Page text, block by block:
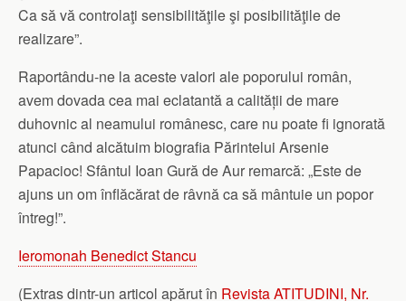
Ca să vă controlaţi sensibilităţile şi posibilităţile de
realizare”.
Raportându-ne la aceste valori ale poporului român,
avem dovada cea mai eclatantă a calității de mare
duhovnic al neamului românesc, care nu poate fi ignorată
atunci când alcătuim biografia Părintelui Arsenie
Papacioc! Sfântul Ioan Gură de Aur remarcă: „Este de
ajuns un om înflăcărat de râvnă ca să mântuie un popor
întreg!”.
Ieromonah Benedict Stancu
(Extras dintr-un articol apărut în Revista ATITUDINI, Nr.